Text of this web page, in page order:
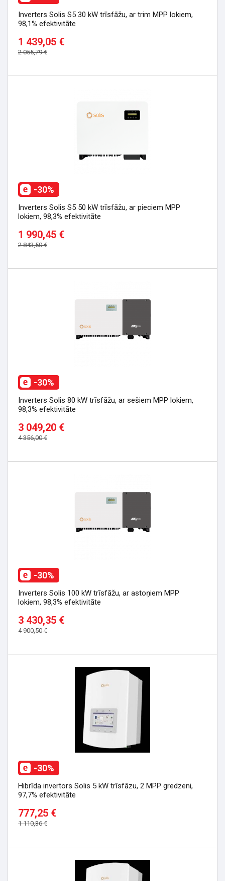
Inverters Solis S5 30 kW trīsfāžu, ar trim MPP lokiem,
98,1% efektivitāte
1 439,05 €
2 055,79 €
Inverters Solis S5 50 kW trīsfāžu, ar pieciem MPP
lokiem, 98,3% efektivitāte
1 990,45 €
2 843,50 €
-30%
Inverters Solis 80 kW trīsfāžu, ar sešiem MPP lokiem,
98,3% efektivitāte
3 049,20 €
4 356,00 €
-30%
Inverters Solis 100 kW trīsfāžu, ar astoņiem MPP
lokiem, 98,3% efektivitāte
3 430,35 €
4 900,50 €
-30%
Hibrīda invertors Solis 5 kW trīsfāzu, 2 MPP gredzeni,
97,7% efektivitāte
777,25 €
1 110,36 €
-30%